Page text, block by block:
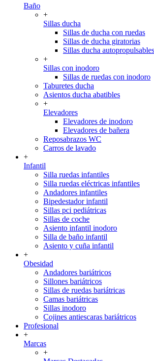
Baño
+
Sillas ducha
Sillas de ducha con ruedas
Sillas de ducha giratorias
Sillas ducha autopropulsables
+
Sillas con inodoro
Sillas de ruedas con inodoro
Taburetes ducha
Asientos ducha abatibles
+
Elevadores
Elevadores de inodoro
Elevadores de bañera
Reposabrazos WC
Carros de lavado
+
Infantil
Silla ruedas infantiles
Silla ruedas eléctricas infantiles
Andadores infantiles
Bipedestador infantil
Sillas pci pediátricas
Sillas de coche
Asiento infantil inodoro
Silla de baño infantil
Asiento y cuña infantil
+
Obesidad
Andadores bariátricos
Sillones bariátricos
Sillas de ruedas bariátricas
Camas bariátricas
Sillas inodoro
Cojines antiescaras bariátricos
Profesional
+
Marcas
+